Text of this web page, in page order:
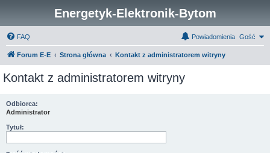
Energetyk-Elektronik-Bytom
FAQ Gość
Powiadomienia
Forum E-E Strona główna Kontakt z administratorem witryny
Kontakt z administratorem witryny
Odbiorca:
Administrator
Tytuł: